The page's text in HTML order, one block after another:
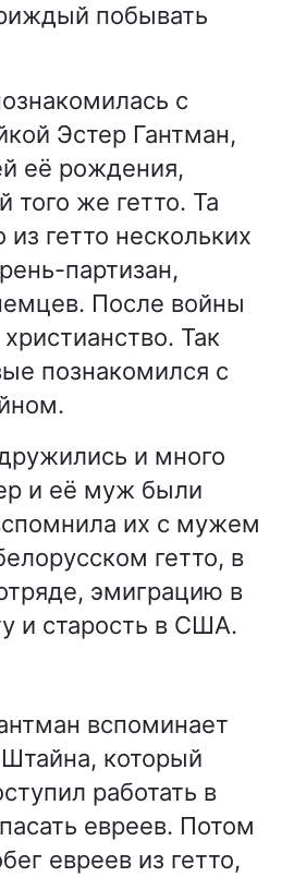
побывать
с
Эстер Гантман,
её рождения,
того же гетто. Та
из гетто нескольких
партизан,
После войны
Так
познакомился с
и много
и её муж были
их с мужем
гетто, в
эмиграцию в
и старость в США.
вспоминает
который
работать в
евреев. Потом
евреев из гетто,